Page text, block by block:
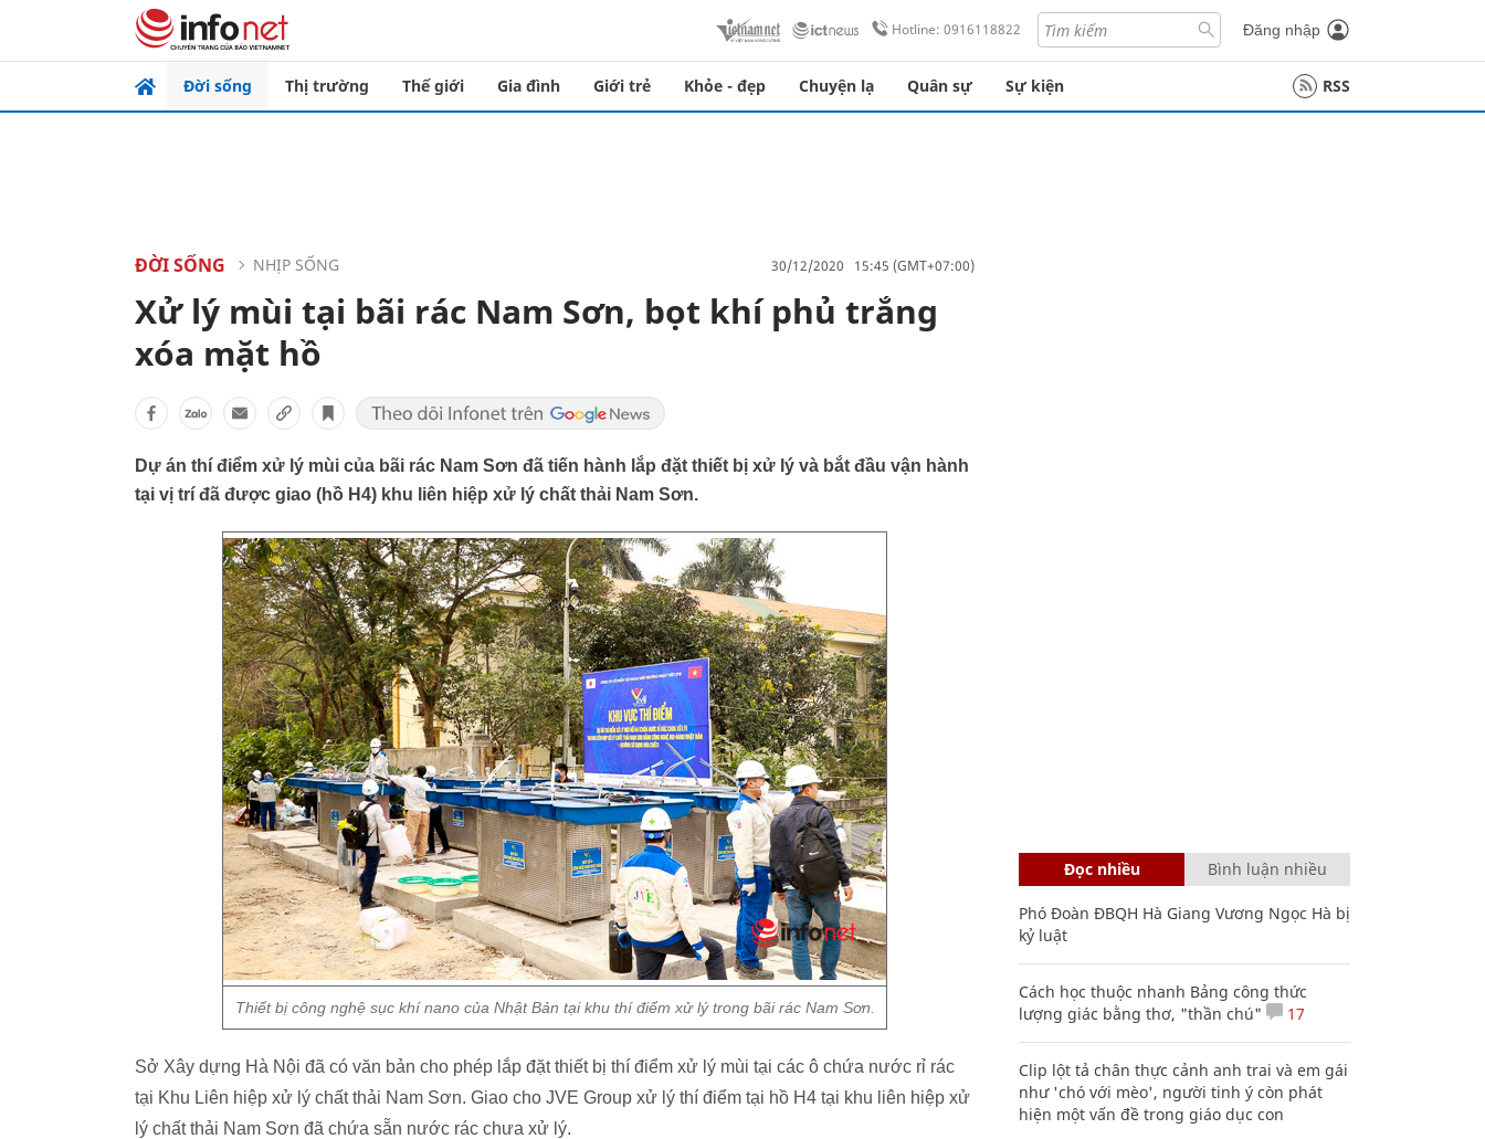
Hotline: 0916118822 Đăng nhập
Đời sống Thị trường Thế giới Gia đình Giới trẻ Khỏe - đẹp Chuyện lạ Quân sự Sự kiện RSS
ĐỜI SỐNG NHỊP SỐNG 30/12/2020 15:45 (GMT+07:00)
Xử lý mùi tại bãi rác Nam Sơn, bọt khí phủ trắng
xóa mặt hồ
Dự án thí điểm xử lý mùi của bãi rác Nam Sơn đã tiến hành lắp đặt thiết bị xử lý và bắt đầu vận hành
tại vị trí đã được giao (hồ H4) khu liên hiệp xử lý chất thải Nam Sơn.
Thiết bị công nghệ sục khí nano của Nhật Bản tại khu thí điểm xử lý trong bãi rác Nam Sơn.
Sở Xây dựng Hà Nội đã có văn bản cho phép lắp đặt thiết bị thí điểm xử lý mùi tại các ô chứa nước rỉ rác
tại Khu Liên hiệp xử lý chất thải Nam Sơn. Giao cho JVE Group xử lý thí điểm tại hồ H4 tại khu liên hiệp xử
lý chất thải Nam Sơn đã chứa sẵn nước rác chưa xử lý.
Đọc nhiều Bình luận nhiều
Phó Đoàn ĐBQH Hà Giang Vương Ngọc Hà bị
kỷ luật
Cách học thuộc nhanh Bảng công thức
lượng giác bằng thơ, "thần chú"
17
Clip lột tả chân thực cảnh anh trai và em gái
như 'chó với mèo', người tinh ý còn phát
hiện một vấn đề trong giáo dục con